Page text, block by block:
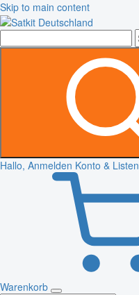
Skip to main content
Hallo, Anmelden Konto & Listen
Warenkorb